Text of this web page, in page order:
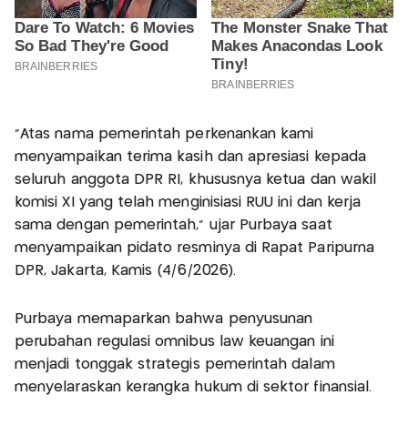
"Atas nama pemerintah perkenankan kami
menyampaikan terima kasih dan apresiasi kepada
seluruh anggota DPR RI, khususnya ketua dan wakil
komisi XI yang telah menginisiasi RUU ini dan kerja
sama dengan pemerintah," ujar Purbaya saat
menyampaikan pidato resminya di Rapat Paripurna
DPR, Jakarta, Kamis (4/6/2026).
Purbaya memaparkan bahwa penyusunan
perubahan regulasi omnibus law keuangan ini
menjadi tonggak strategis pemerintah dalam
menyelaraskan kerangka hukum di sektor finansial.